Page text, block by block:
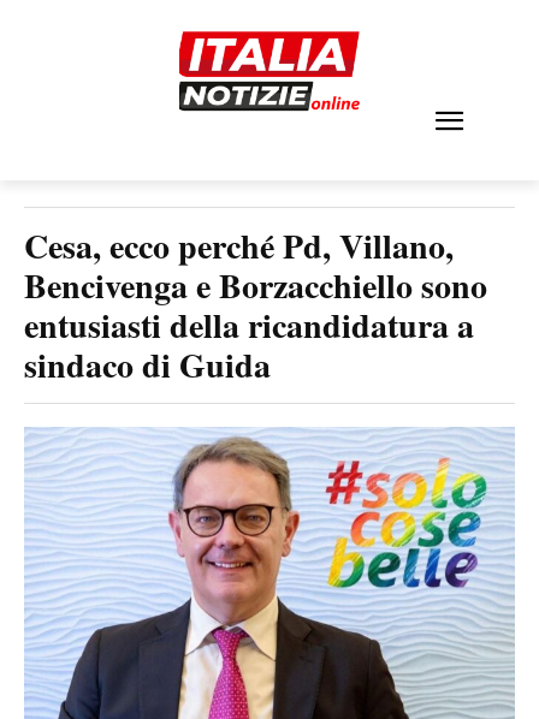
Cesa, ecco perché Pd, Villano,
Bencivenga e Borzacchiello sono
entusiasti della ricandidatura a
sindaco di Guida